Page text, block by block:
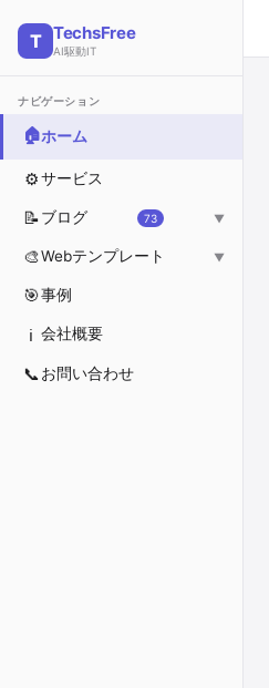
T TechsFree
AI駆動IT
ナビゲーション
🏠ホーム
⚙️サービス
📝ブログ 73 ▼
すべて
🤖
📊 ビジネス
🎨Webテンプレート ▼
🗂️ すべて
💻 IT・テクノロジー
🏢 企業・ビジネス
🎯事例
ℹ️ 会社概要
📞お問い合わせ